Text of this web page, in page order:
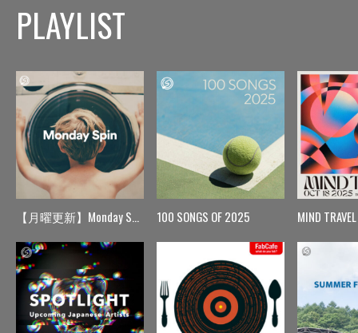
PLAYLIST
【月曜更新】Monday Spin 100 SONGS OF 2025 MIND TRAVEL